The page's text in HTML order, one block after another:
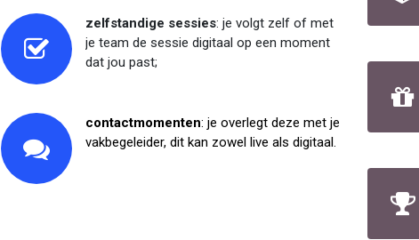
zelfstandige sessies: je volgt zelf of met
je team de sessie digitaal op een moment
dat jou past;
contactmomenten: je overlegt deze met je
vakbegeleider, dit kan zowel live als digitaal.